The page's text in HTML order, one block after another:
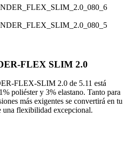
FLEX SLIM 2.0
FLEX-SLIM 2.0 de 5.11 está
poliéster y 3% elastano. Tanto para
más exigentes se convertirá en tu
una flexibilidad excepcional.